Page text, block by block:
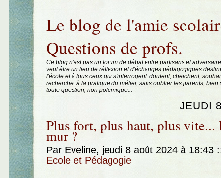
Le blog de l'amie
Questions de profs.
Ce blog n'est pas un forum de débat entre partisans et
veut être un lieu de réflexion et d'échanges pédagogiques
l'école et à tous ceux qui s'interrogent, doutent, cherchent,
recherche, à la pratique du métier, sans oublier les parents, bien
toute question, non polémique...
JEUDI
Plus fort, plus haut, plus vite...
mur ?
Par Eveline, jeudi 8 août 2024 à 18:43
Ecole et Pédagogie